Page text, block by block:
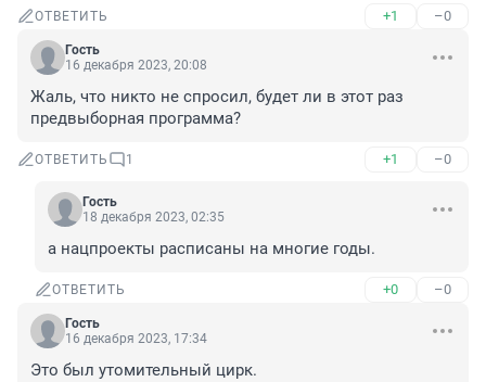
ОТВЕТИТЬ +1 –0
Гость
16 декабря 2023, 20:08
Жаль, что никто не спросил, будет ли в этот раз
предвыборная программа?
ОТВЕТИТЬ 1 +1 –0
Гость
18 декабря 2023, 02:35
а нацпроекты расписаны на многие годы.
ОТВЕТИТЬ +0 –0
Гость
16 декабря 2023, 17:34
Это был утомительный цирк.